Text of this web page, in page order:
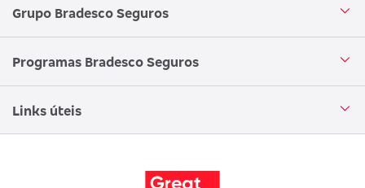
Clube de Vantagens
SAC Bradesco Seguros
Canal de Denúncias
Seja um corretor
Aplicativo corretor
Grupo Bradesco Seguros
Conheça o Grupo Bradesco Seguros
Trabalhe conosco
Programas Bradesco Seguros
Circuito Cultural
Links úteis